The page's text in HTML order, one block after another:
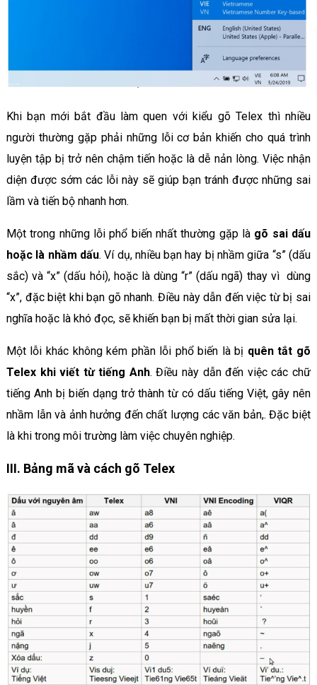
Khi bạn mới bắt đầu làm quen với kiểu gõ Telex thì nhiều
người thường gặp phải những lỗi cơ bản khiến cho quá trình
luyện tập bị trở nên chậm tiến hoặc là dễ nản lòng. Việc nhận
diện được sớm các lỗi này sẽ giúp bạn tránh được những sai
lầm và tiến bộ nhanh hơn.
Một trong những lỗi phổ biến nhất thường gặp là gõ sai dấu
hoặc là nhầm dấu. Ví dụ, nhiều bạn hay bị nhầm giữa “s” (dấu
sắc) và “x” (dấu hỏi), hoặc là dùng “r” (dấu ngã) thay vì dùng
“x”, đặc biệt khi bạn gõ nhanh. Điều này dẫn đến việc từ bị sai
nghĩa hoặc là khó đọc, sẽ khiến bạn bị mất thời gian sửa lại.
Một lỗi khác không kém phần lỗi phổ biến là bị quên tắt gõ
Telex khi viết từ tiếng Anh. Điều này dẫn đến việc các chữ
tiếng Anh bị biến dạng trở thành từ có dấu tiếng Việt, gây nên
nhầm lẫn và ảnh hưởng đến chất lượng các văn bản,. Đặc biệt
là khi trong môi trường làm việc chuyên nghiệp.
III. Bảng mã và cách gõ Telex